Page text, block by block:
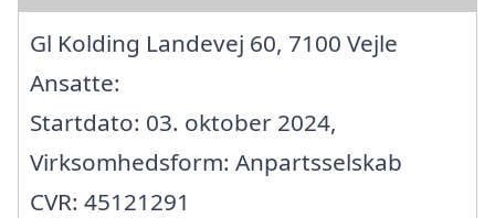
Gl Kolding Landevej 60, 7100 Vejle
Ansatte:
Startdato: 03. oktober 2024,
Virksomhedsform: Anpartsselskab
CVR: 45121291